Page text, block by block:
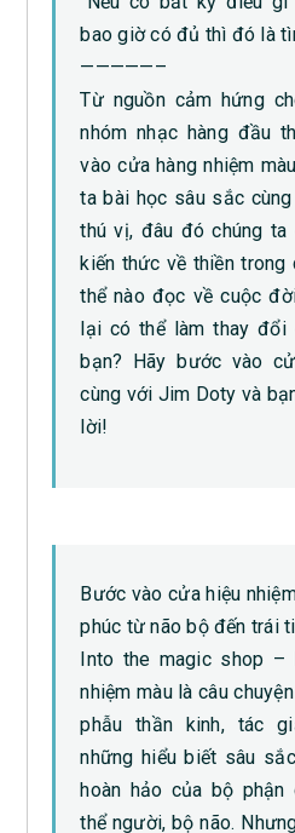
bao giờ có đủ thì đó là
—————–
Từ nguồn cảm hứng
nhóm nhạc hàng đầu
vào cửa hàng nhiệm
ta bài học sâu sắc
thú vị, đâu đó chúng
kiến thức về thiền trong
thể nào đọc về cuộc
lại có thể làm thay đổi
bạn? Hãy bước vào
cùng với Jim Doty và
lời!
Bước vào cửa hiệu
phúc từ não bộ đến trái
Into the magic shop –
nhiệm màu là câu
phẫu thần kinh, tác
những hiểu biết sâu
hoàn hảo của bộ
thể người, bộ não.